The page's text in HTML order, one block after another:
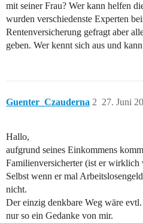
mit seiner Frau? Wer kann helfen
wurden verschiedenste Experten
Rentenversicherung gefragt aber
geben. Wer kennt sich aus und
Guenter_Czauderna 27. Juni
2
Hallo,
aufgrund seines Einkommens
Familienversicherter (ist er wirklich
Selbst wenn er mal
nicht.
Der einzig denkbare Weg wäre
nur so ein Gedanke von mir.